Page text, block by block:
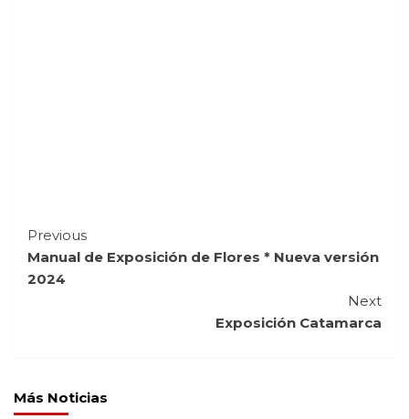
Continue
Reading
Previous
Manual de Exposición de Flores * Nueva versión
2024
Next
Exposición Catamarca
Más Noticias